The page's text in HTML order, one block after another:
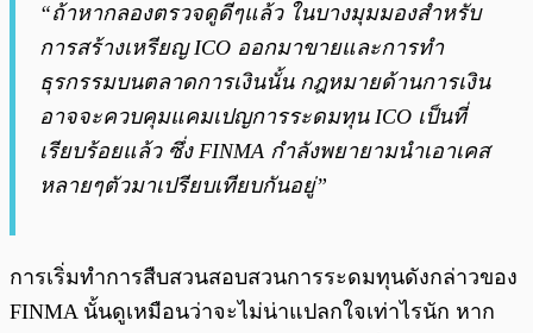
“ถ้าหากลองตรวจดูดีๆแล้ว ในบางมุมมองสำหรับ
การสร้างเหรียญ ICO ออกมาขายและการทำ
ธุรกรรมบนตลาดการเงินนั้น กฎหมายด้านการเงิน
อาจจะควบคุมแคมเปญการระดมทุน ICO เป็นที่
เรียบร้อยแล้ว ซึ่ง FINMA กำลังพยายามนำเอาเคส
หลายๆตัวมาเปรียบเทียบกันอยู่”
การเริ่มทำการสืบสวนสอบสวนการระดมทุนดังกล่าวของ
FINMA นั้นดูเหมือนว่าจะไม่น่าแปลกใจเท่าไรนัก หาก